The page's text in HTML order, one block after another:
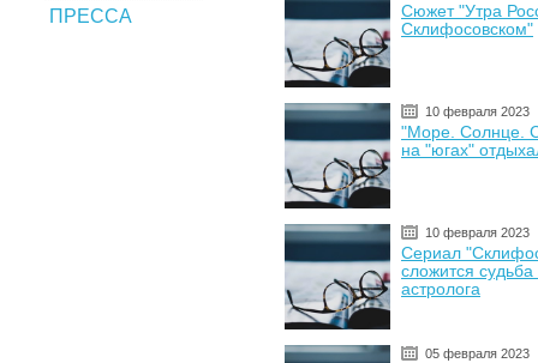
ПРЕССА
Сюжет "Утра
Склифосовском"
10 февраля 2023
"Море. Солнце.
на "югах"
10 февраля 2023
Сериал
сложится
астролога
05 февраля 2023